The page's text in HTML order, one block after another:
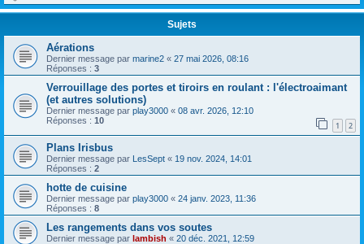
r
Sujets
Aérations
Dernier message par marine2 « 27 mai 2026, 08:16
Réponses : 3
Verrouillage des portes et tiroirs en roulant : l'électroaimant
(et autres solutions)
Dernier message par play3000 « 08 avr. 2026, 12:10
Réponses : 10 1 2
Plans Irisbus
Dernier message par LesSept « 19 nov. 2024, 14:01
Réponses : 2
hotte de cuisine
Dernier message par play3000 « 24 janv. 2023, 11:36
Réponses : 8
Les rangements dans vos soutes
Dernier message par lambish « 20 déc. 2021, 12:59